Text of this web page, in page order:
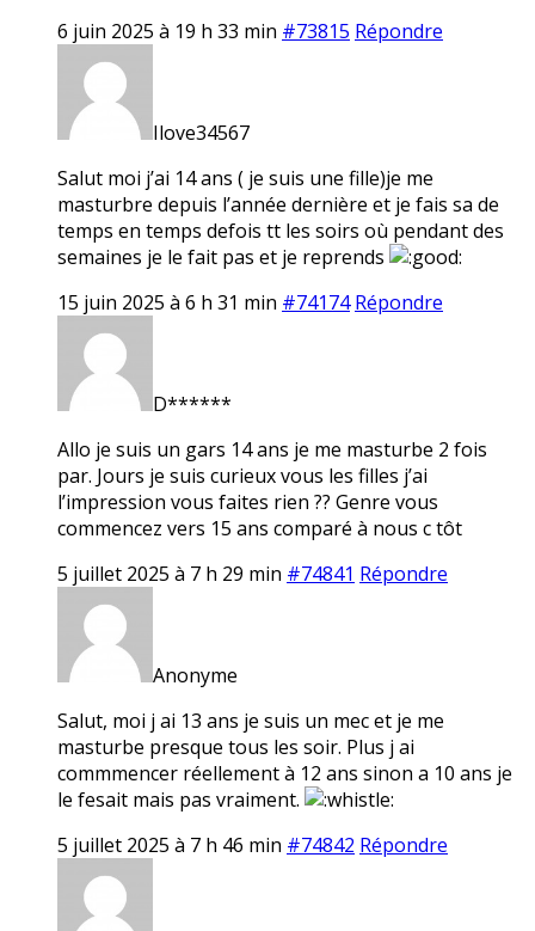
6 juin 2025 à 19 h 33 min #73815 Répondre
Ilove34567
Salut moi j’ai 14 ans ( je suis une fille)je me
masturbre depuis l’année dernière et je fais sa de
temps en temps defois tt les soirs où pendant des
semaines je le fait pas et je reprends
15 juin 2025 à 6 h 31 min #74174 Répondre
D******
Allo je suis un gars 14 ans je me masturbe 2 fois
par. Jours je suis curieux vous les filles j’ai
l’impression vous faites rien ?? Genre vous
commencez vers 15 ans comparé à nous c tôt
5 juillet 2025 à 7 h 29 min #74841 Répondre
Anonyme
Salut, moi j ai 13 ans je suis un mec et je me
masturbe presque tous les soir. Plus j ai
commmencer réellement à 12 ans sinon a 10 ans je
le fesait mais pas vraiment.
5 juillet 2025 à 7 h 46 min #74842 Répondre